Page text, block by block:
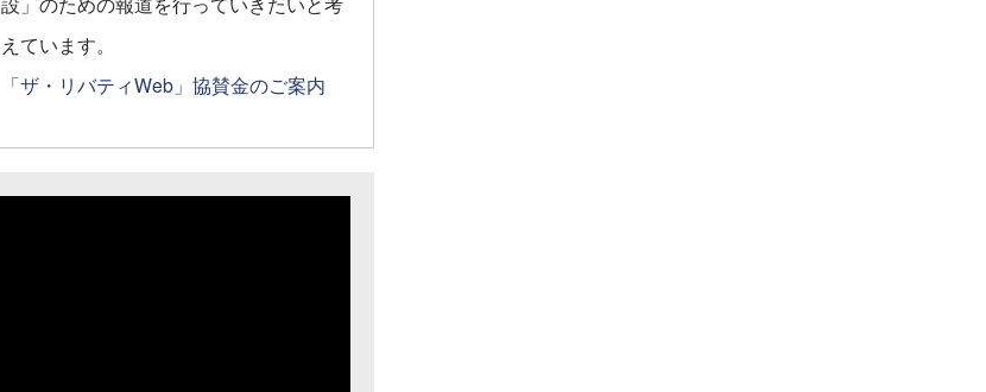
えています。
「ザ・リバティWeb」協賛金のご案内